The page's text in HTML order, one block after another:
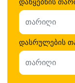
დასრულების